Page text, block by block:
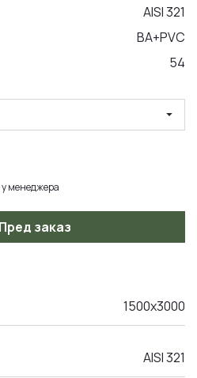
AISI 321
BA+PVC
54
arrow_drop_down
менеджера
Пред заказ
1500x3000
AISI 321